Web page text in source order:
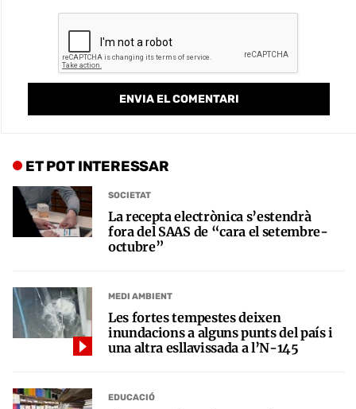
ET POT INTERESSAR
SOCIETAT
La recepta electrònica s’estendrà
fora del SAAS de “cara el setembre-
octubre”
MEDI AMBIENT
Les fortes tempestes deixen
inundacions a alguns punts del país i
una altra esllavissada a l’N-145
EDUCACIÓ